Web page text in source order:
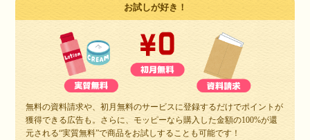
お試しが好き！
無料の資料請求や、初月無料のサービスに登録するだけでポイントが
獲得できる広告も。さらに、モッピーなら購入した金額の100%が還
元される“実質無料”で商品をお試しすることも可能です！